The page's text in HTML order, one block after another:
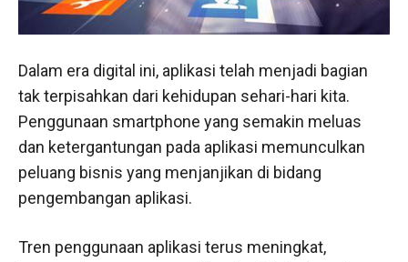
Dalam era digital ini, aplikasi telah menjadi bagian
tak terpisahkan dari kehidupan sehari-hari kita.
Penggunaan smartphone yang semakin meluas
dan ketergantungan pada aplikasi memunculkan
peluang bisnis yang menjanjikan di bidang
pengembangan aplikasi.
Tren penggunaan aplikasi terus meningkat,